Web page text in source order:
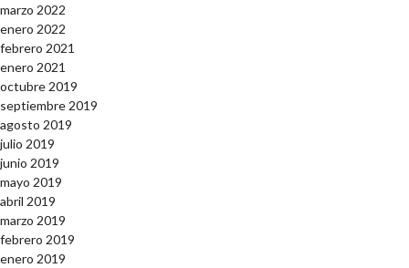
marzo 2022
enero 2022
febrero 2021
enero 2021
octubre 2019
septiembre 2019
agosto 2019
julio 2019
junio 2019
mayo 2019
abril 2019
marzo 2019
febrero 2019
enero 2019